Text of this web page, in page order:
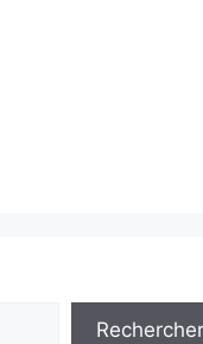
Rechercher